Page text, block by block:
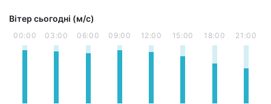
Вітер сьогодні (м/с)
00:00 03:00 06:00 09:00 12:00 15:00 18:00 21:00